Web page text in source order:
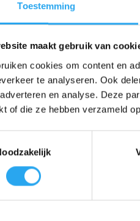
Toestemming
maakt gebruik van
cookies om content en
te analyseren. Ook
en analyse. Deze
of die ze hebben verzameld
voor de reiniging en
Geschikt voor zowel
arbeidsgang, met een sterk
een streepvrije glans die tot